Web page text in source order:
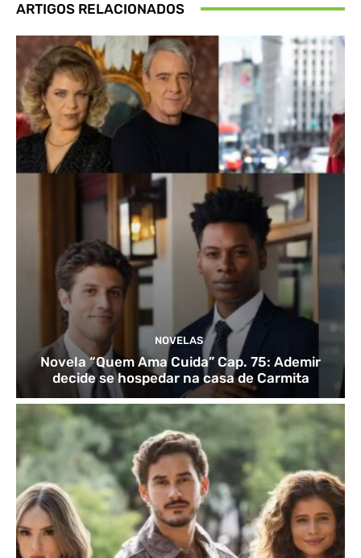
ARTIGOS RELACIONADOS
NOVELAS
Novela “Quem Ama Cuida” Cap. 75: Ademir
decide se hospedar na casa de Carmita